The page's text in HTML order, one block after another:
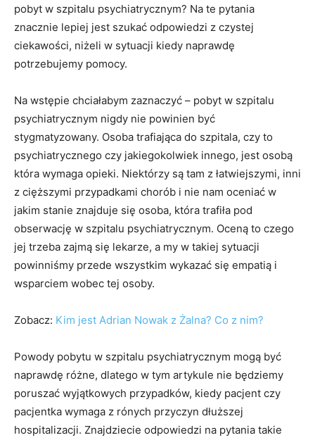
pobyt w szpitalu psychiatrycznym? Na te pytania
znacznie lepiej jest szukać odpowiedzi z czystej
ciekawości, niżeli w sytuacji kiedy naprawdę
potrzebujemy pomocy.
Na wstępie chciałabym zaznaczyć – pobyt w szpitalu
psychiatrycznym nigdy nie powinien być
stygmatyzowany. Osoba trafiająca do szpitala, czy to
psychiatrycznego czy jakiegokolwiek innego, jest osobą
która wymaga opieki. Niektórzy są tam z łatwiejszymi, inni
z cięższymi przypadkami chorób i nie nam oceniać w
jakim stanie znajduje się osoba, która trafiła pod
obserwację w szpitalu psychiatrycznym. Oceną to czego
jej trzeba zajmą się lekarze, a my w takiej sytuacji
powinniśmy przede wszystkim wykazać się empatią i
wsparciem wobec tej osoby.
Zobacz: Kim jest Adrian Nowak z Żalna? Co z nim?
Powody pobytu w szpitalu psychiatrycznym mogą być
naprawdę różne, dlatego w tym artykule nie będziemy
poruszać wyjątkowych przypadków, kiedy pacjent czy
pacjentka wymaga z rónych przyczyn dłuższej
hospitalizacji. Znajdziecie odpowiedzi na pytania takie